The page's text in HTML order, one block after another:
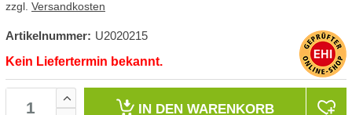
zzgl. Versandkosten
Artikelnummer: U2020215
Kein Liefertermin bekannt.
IN DEN WARENKORB